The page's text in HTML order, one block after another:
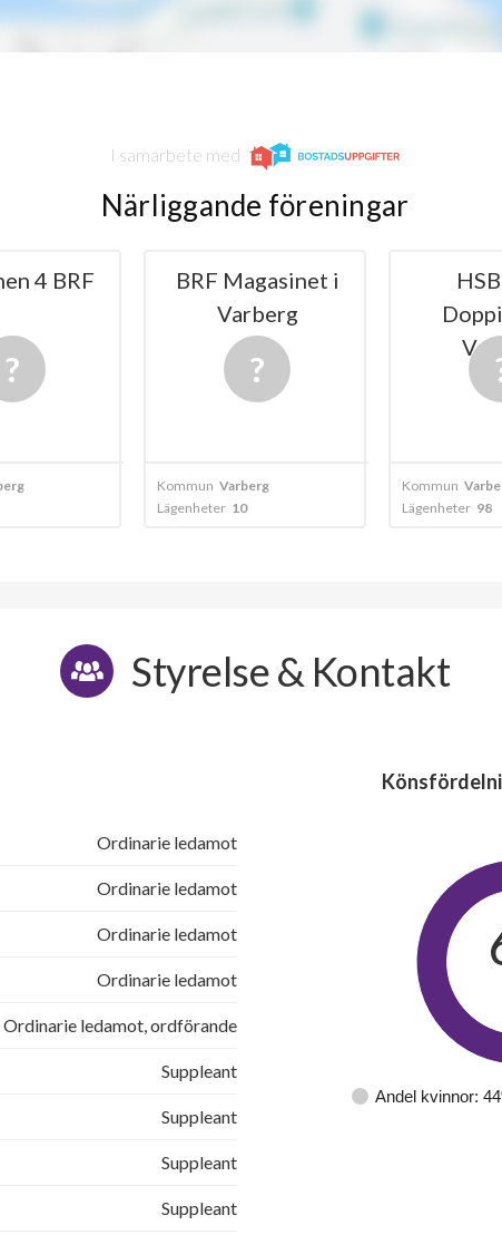
I samarbete med
Närliggande föreningar
BRF Magasinet i
HSB BRF
Styrelse & Kontakt
Ordinarie ledamot
Ordinarie ledamot
Ordinarie ledamot
Ordinarie ledamot
Ordinarie ledamot, ordförande
Suppleant
Suppleant
Suppleant
Suppleant
Andel kvinnor: